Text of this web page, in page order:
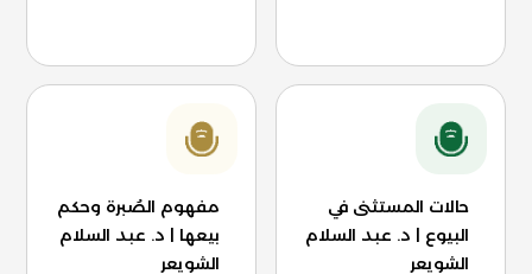
حالات المستثنى في
البيوع | د. عبد السلام
الشويعر
مفهوم الصُبرة وحكم
بيعها | د. عبد السلام
الشويعر